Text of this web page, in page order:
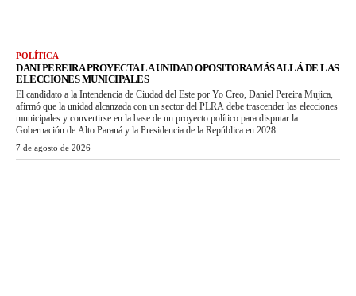
POLÍTICA
DANI PEREIRA PROYECTA LA UNIDAD OPOSITORA MÁS ALLÁ DE LAS
ELECCIONES MUNICIPALES
El candidato a la Intendencia de Ciudad del Este por Yo Creo, Daniel Pereira Mujica,
afirmó que la unidad alcanzada con un sector del PLRA debe trascender las elecciones
municipales y convertirse en la base de un proyecto político para disputar la
Gobernación de Alto Paraná y la Presidencia de la República en 2028.
7 de agosto de 2026